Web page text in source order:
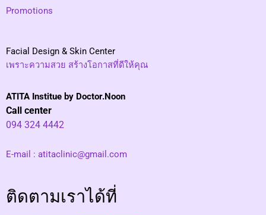
Promotions
Facial Design & Skin Center
เพราะความสวย สร้างโอกาสที่ดีให้คุณ
ATITA Institue by Doctor.Noon
Call center
094 324 4442
E-mail : atitaclinic@gmail.com
ติดตามเราได้ที่